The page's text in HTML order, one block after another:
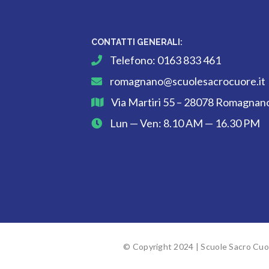
CONTATTI GENERALI:
Telefono: 0163 833 461
romagnano@scuolesacrocuore.it
Via Martiri 55 – 28078
Lun — Ven: 8.10 AM — 16.30 PM
© Copyright 2024 | Scuole Sacro